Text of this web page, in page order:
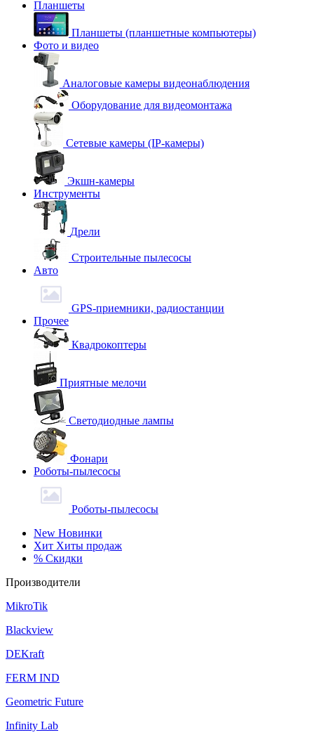
Планшеты
Планшеты (планшетные компьютеры)
Фото и видео
Аналоговые камеры видеонаблюдения
Оборудование для видеомонтажа
Сетевые камеры (IP-камеры)
Экшн-камеры
Инструменты
Дрели
Строительные пылесосы
Авто
GPS-приемники, радиостанции
Прочее
Квадрокоптеры
Приятные мелочи
Светодиодные лампы
Фонари
Роботы-пылесосы
Роботы-пылесосы
New Новинки
Хит Хиты продаж
% Скидки
Производители
MikroTik
Blackview
DEKraft
FERM IND
Geometric Future
Infinity Lab